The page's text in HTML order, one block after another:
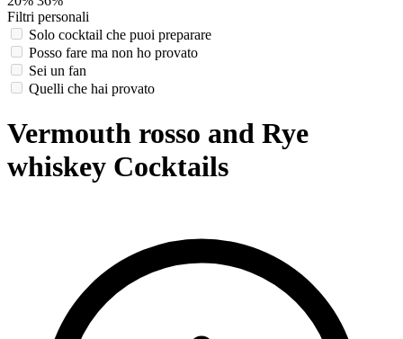
Filtri personali
Solo cocktail che puoi preparare
Posso fare ma non ho provato
Sei un fan
Quelli che hai provato
Vermouth rosso and Rye
whiskey Cocktails